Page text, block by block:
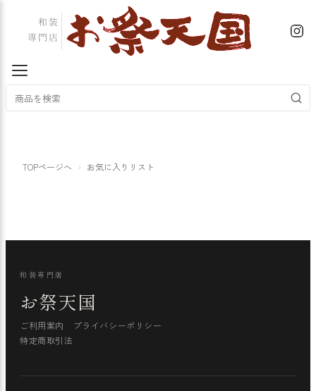
TOPページへ お気に入りリスト
和装専門店
お祭天国
ご利用案内
特定商取引法
プライバシーポリシー